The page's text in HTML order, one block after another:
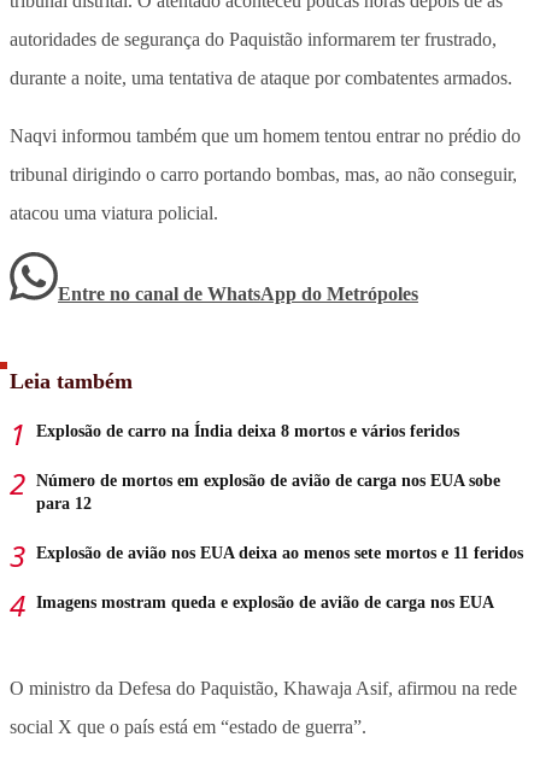
autoridades de segurança do Paquistão informarem ter frustrado,
durante a noite, uma tentativa de ataque por combatentes armados.
Naqvi informou também que um homem tentou entrar no prédio do
tribunal dirigindo o carro portando bombas, mas, ao não conseguir,
atacou uma viatura policial.
Entre no canal de WhatsApp do Metrópoles
Leia também
Explosão de carro na Índia deixa 8 mortos e vários feridos
Número de mortos em explosão de avião de carga nos EUA sobe
para 12
Explosão de avião nos EUA deixa ao menos sete mortos e 11 feridos
Imagens mostram queda e explosão de avião de carga nos EUA
O ministro da Defesa do Paquistão, Khawaja Asif, afirmou na rede
social X que o país está em “estado de guerra”.